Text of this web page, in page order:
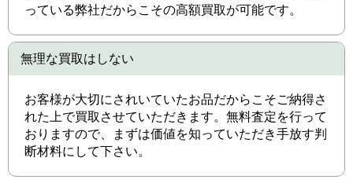
っている弊社だからこその高額買取が可能です。
無理な買取はしない
お客様が大切にされいていたお品だからこそご納得さ
れた上で買取させていただきます。無料査定を行って
おりますので、まずは価値を知っていただき手放す判
断材料にして下さい。